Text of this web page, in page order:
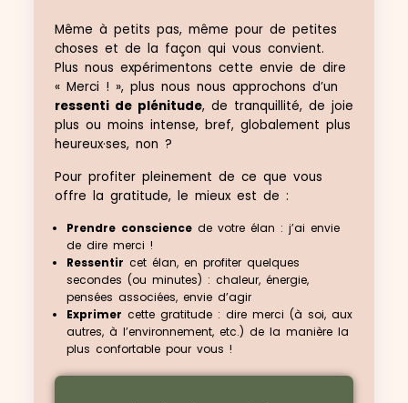
Même à petits pas, même pour de petites
choses et de la façon qui vous convient.
Plus nous expérimentons cette envie de dire
« Merci ! », plus nous nous approchons d’un
ressenti de plénitude, de tranquillité, de joie
plus ou moins intense, bref, globalement plus
heureux·ses, non ?
Pour profiter pleinement de ce que vous
offre la gratitude, le mieux est de :
Prendre conscience de votre élan : j’ai envie
de dire merci !
Ressentir cet élan, en profiter quelques
secondes (ou minutes) : chaleur, énergie,
pensées associées, envie d’agir
Exprimer cette gratitude : dire merci (à soi, aux
autres, à l’environnement, etc.) de la manière la
plus confortable pour vous !